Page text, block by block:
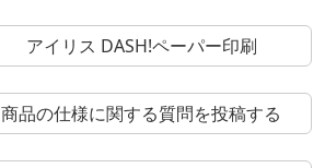
アイリス DASH!ペーパー印刷
商品の仕様に関する質問を投稿する